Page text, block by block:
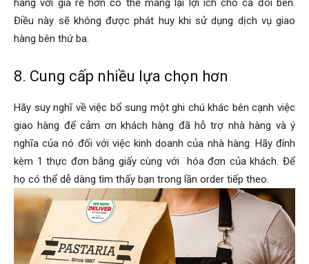
hàng với giá rẻ hơn có thể mang lại lợi ích cho cả đôi bên.
Điều này sẽ không được phát huy khi sử dụng dịch vụ giao
hàng bên thứ ba.
8. Cung cấp nhiều lựa chọn hơn
Hãy suy nghĩ về việc bổ sung một ghi chú khác bên cạnh việc
giao hàng để cảm ơn khách hàng đã hỗ trợ nhà hàng và ý
nghĩa của nó đối với việc kinh doanh của nhà hàng. Hãy đính
kèm 1 thực đơn bằng giấy cùng với hóa đơn của khách. Để
họ có thể dễ dàng tìm thấy bạn trong lần order tiếp theo.